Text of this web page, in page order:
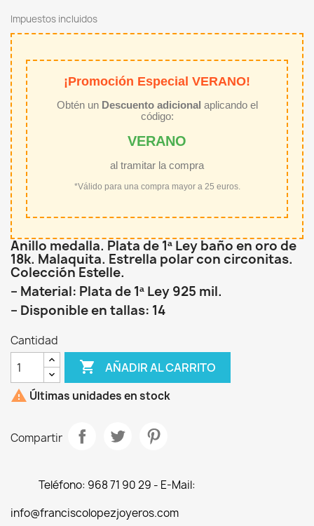
Impuestos incluidos
¡Promoción Especial VERANO!
Obtén un Descuento adicional aplicando el
código:
VERANO
al tramitar la compra
*Válido para una compra mayor a 25 euros.
Anillo medalla. Plata de 1ª Ley baño en oro de
18k. Malaquita. Estrella polar con circonitas.
Colección Estelle.
– Material: Plata de 1ª Ley 925 mil.
– Disponible en tallas: 14
Cantidad
 AÑADIR AL CARRITO
 Últimas unidades en stock
Compartir
Teléfono: 968 71 90 29 - E-Mail:
info@franciscolopezjoyeros.com